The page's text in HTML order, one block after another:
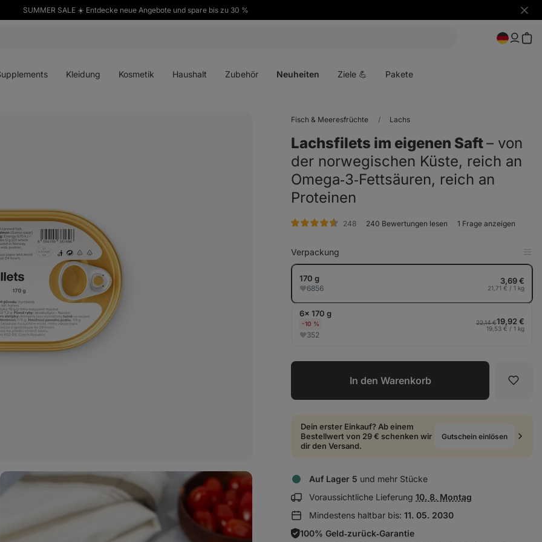
SUMMER SALE ☀️ Entdecke neue Angebote und spare bis zu 30 %
Kleidung Kosmetik Haushalt Zubehör Neuheiten Ziele 💪 Pakete
Fisch & Meeresfrüchte Lachs
Lachsfilets im eigenen Saft⁠–⁠ von
der norwegischen Küste, reich an
Omega‑3‑Fettsäuren, reich an
Proteinen
248Bewertungen
240 Bewertungen lesen 1 Frage anzeigen
Verpackung
in
170 g
6856
3,69 €
21,71 € / 1 kg
6× 170 g
-10 %
352
22,14 €19,92 €
19,53 € / 1 kg
In den Warenkorb
Dein erster Einkauf? Ab einem
Bestellwert von 29 € schenken wir
dir den Versand.
Gutschein einlösen
Auf Lager 5 und mehr Stücke
Voraussichtliche Lieferung Lieferinformationen
10. 8. Montag
Mindestens haltbar bis: 11. 05. 2030
100% Geld‑zurück‑Garantie